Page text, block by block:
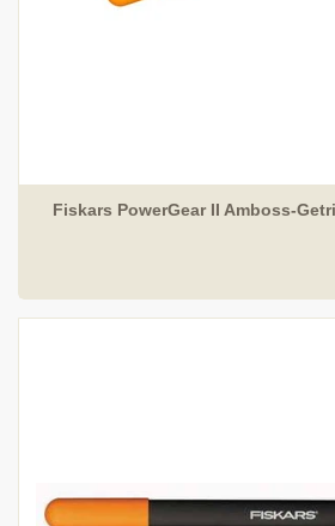
Fiskars PowerGear II Amboss-